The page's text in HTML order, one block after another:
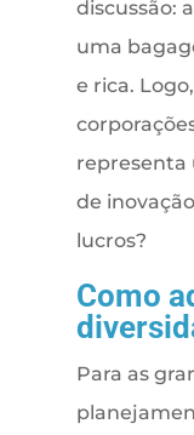
discussão:
uma
e rica.
representa
de
lucros?
Como
Para as